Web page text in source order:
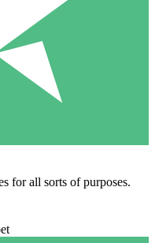
for all sorts of purposes.